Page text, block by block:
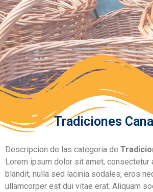
Tradiciones
Descripcion de las categoria de
Lorem ipsum dolor sit amet, consectetur
blandit, nulla sed lacinia sodales, eros
ullamcorper est dui vitae erat. Aliquam